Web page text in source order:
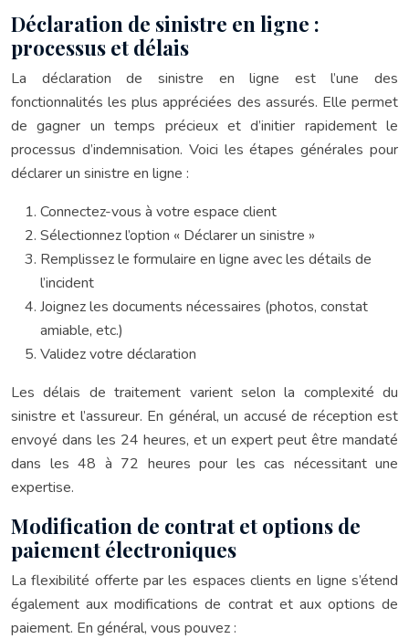
Déclaration de sinistre en ligne :
processus et délais
La déclaration de sinistre en ligne est l’une des
fonctionnalités les plus appréciées des assurés. Elle permet
de gagner un temps précieux et d’initier rapidement le
processus d’indemnisation. Voici les étapes générales pour
déclarer un sinistre en ligne :
Connectez-vous à votre espace client
Sélectionnez l’option « Déclarer un sinistre »
Remplissez le formulaire en ligne avec les détails de
l’incident
Joignez les documents nécessaires (photos, constat
amiable, etc.)
Validez votre déclaration
Les délais de traitement varient selon la complexité du
sinistre et l’assureur. En général, un accusé de réception est
envoyé dans les 24 heures, et un expert peut être mandaté
dans les 48 à 72 heures pour les cas nécessitant une
expertise.
Modification de contrat et options de
paiement électroniques
La flexibilité offerte par les espaces clients en ligne s’étend
également aux modifications de contrat et aux options de
paiement. En général, vous pouvez :